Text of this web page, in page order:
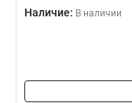
Наличие: В наличии